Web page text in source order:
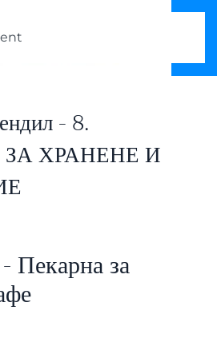
- 8.
ХРАНЕНЕ И
Пекарна за